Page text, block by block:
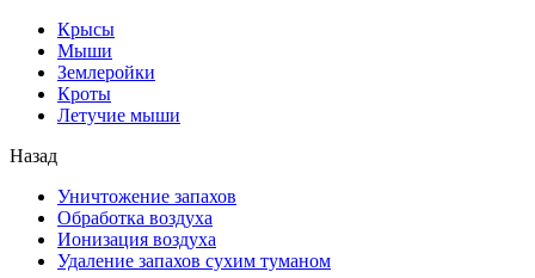
Крысы
Мыши
Землеройки
Кроты
Летучие мыши
Назад
Уничтожение запахов
Обработка воздуха
Ионизация воздуха
Удаление запахов сухим туманом